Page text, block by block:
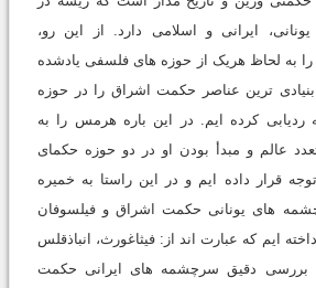
ایرانی و اسلامی دارد. از این رو،
به لحاظ هریک از حوزه های فلسفی یادشده
ترین عناصر حکمت اشراق را در حوزه
کرده ایم. در این باره هرمس را به
عالم و مبدأ بودن او در دو حوزه حکمای
قرار داده ایم و در این راستا به خمیره
های یونانی حکمت اشراق و فیلسوفان
ایم که عبارت اند از: فیثاغورث، انباذقلس
بررسی دقیق سرچشمه های ایرانی حکمت